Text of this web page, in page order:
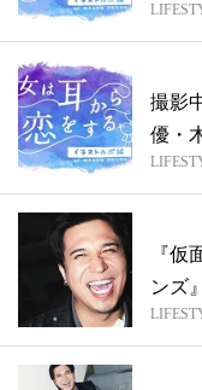
ポ...
撮影
優・
『仮
ンズ